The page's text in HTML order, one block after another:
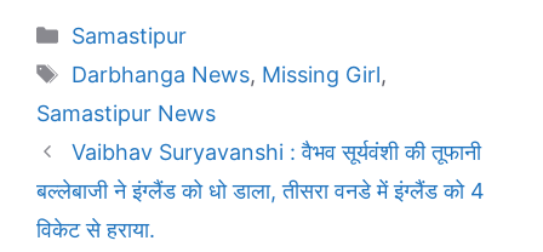
Categories
Samastipur
Tags
Darbhanga News, Missing Girl,
Samastipur News
Vaibhav Suryavanshi : वैभव सूर्यवंशी की तूफानी
बल्लेबाजी ने इंग्लैंड को धो डाला, तीसरा वनडे में इंग्लैंड को 4
विकेट से हराया.